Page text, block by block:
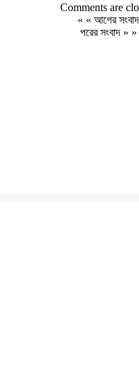
Comments are
« « আগের সংবাদ
পরের সংবাদ » »